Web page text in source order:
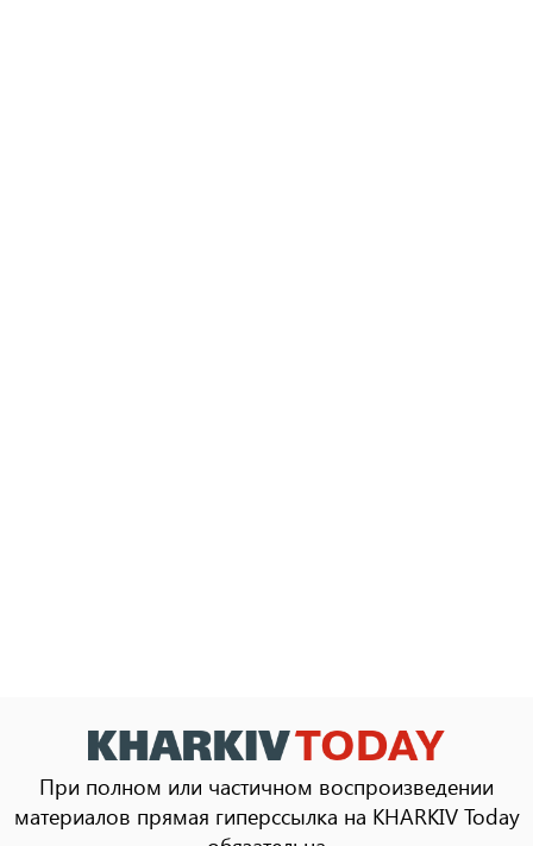
При полном или частичном воспроизведении
материалов прямая гиперссылка на KHARKIV Today